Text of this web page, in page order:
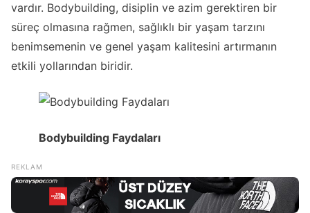
vardır. Bodybuilding, disiplin ve azim gerektiren bir
süreç olmasına rağmen, sağlıklı bir yaşam tarzını
benimsemenin ve genel yaşam kalitesini artırmanın
etkili yollarından biridir.
Bodybuilding Faydaları